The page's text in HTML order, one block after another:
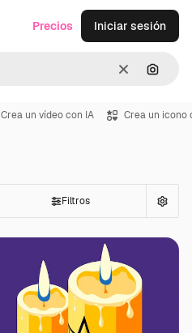
Borrar
Precios Iniciar sesión
Crea un vídeo con IA Crea un icono
Filtros